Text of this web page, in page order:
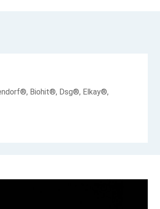
Biohit®, Dsg®, Elkay®,